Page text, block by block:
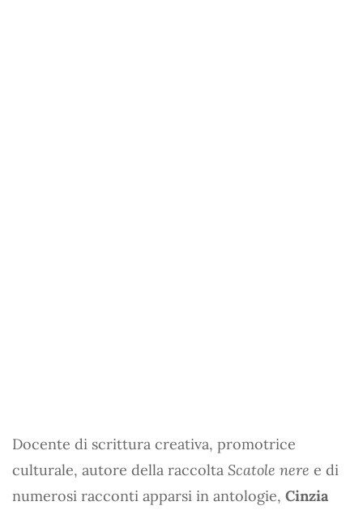
Docente di scrittura creativa, promotrice
culturale, autore della raccolta Scatole nere e di
numerosi racconti apparsi in antologie, Cinzia